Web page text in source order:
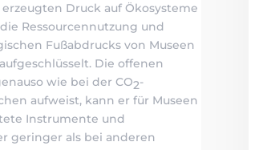
Druck auf Ökosysteme
Ressourcennutzung und
Fußabdrucks von Museen
Die offenen
wie bei der CO2-
aufweist, kann er für Museen
Instrumente und
geringer als bei anderen